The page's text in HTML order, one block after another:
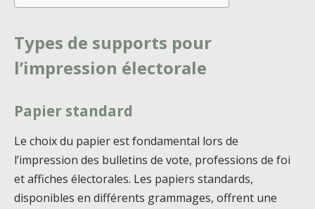
Types de supports pour
l’impression électorale
Papier standard
Le choix du papier est fondamental lors de
l’impression des bulletins de vote, professions de foi
et affiches électorales. Les papiers standards,
disponibles en différents grammages, offrent une